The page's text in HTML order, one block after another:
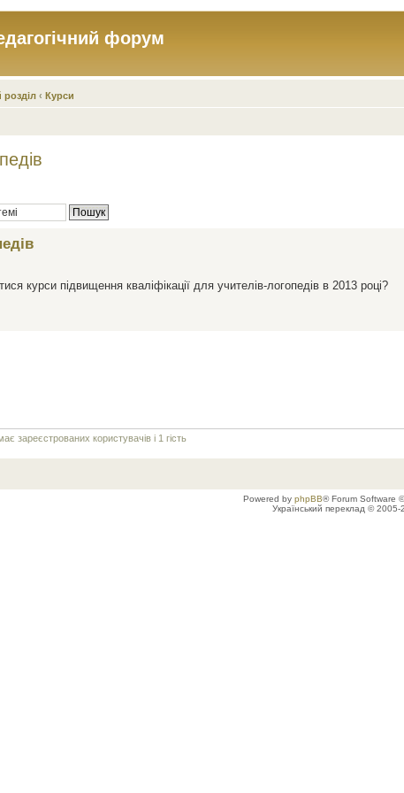
форум
розділ ‹ Курси
курси підвищення кваліфікації для учителів-логопедів в 2013 році?
зареєстрованих користувачів і 1 гість
Powered by phpBB® Forum Software
Український переклад © 2005-